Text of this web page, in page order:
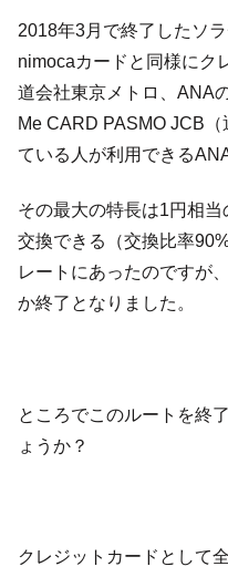
2018年3月で終了したソ
nimocaカードと同様にク
道会社東京メトロ、ANA
Me CARD PASMO JCB
ている人が利用できる
その最大の特長は1円相
交換できる（交換比率
レートにあったのですが
か終了となりました。
ところでこのルートを終
ょうか？
クレジットカードとして